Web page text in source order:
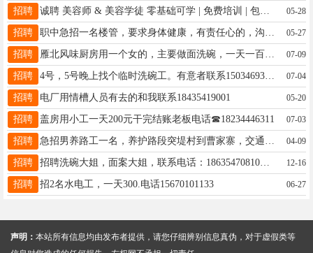
招聘 诚聘 美容师 & 美容学徒 零基础可学 | 免费培训 | 包教包会 待遇优厚 | 团队温馨 | 晋升无忧 地址：新世纪二楼幼范•水光同城 电话：15835476093微信同号 05-28
招聘 05-27
招聘 07-09
招聘 4号，5号晚上找个临时洗碗工。有意者联系15034693110 07-04
招聘 电厂用情槽人员有去的和我联系18435419001 05-20
招聘 盖房用小工一天200元干完结账老板电话☎18234446311 07-03
招聘 04-09
招聘 招聘洗碗大姐，面案大姐，联系电话：18635470810地址东门坡聚源私房菜 12-16
招聘 招2名水电工，一天300.电话15670101133 06-27
声明： 本站所有信息均由发布者提供，请您仔细辨别信息真伪，对于虚假类等